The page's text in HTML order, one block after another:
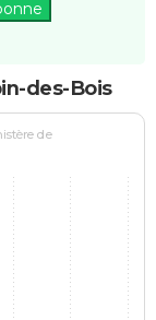
des-Bois
de